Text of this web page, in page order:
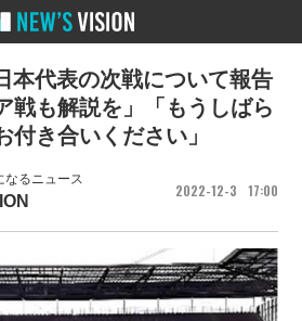
なるニュース
2022 12 3 17 00
本代表の次戦について報告
戦も解説を」「もうしばら
付き合いください」